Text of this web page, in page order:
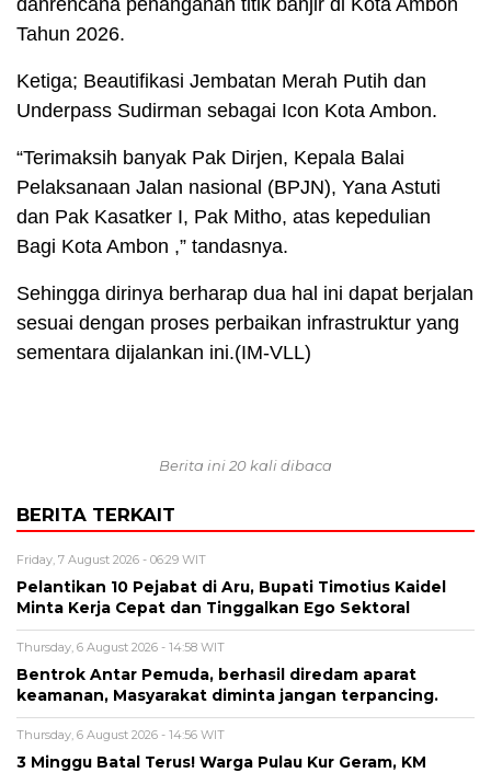
danrencana penanganan titik banjir di Kota Ambon
Tahun 2026.
Ketiga; Beautifikasi Jembatan Merah Putih dan
Underpass Sudirman sebagai Icon Kota Ambon.
“Terimaksih banyak Pak Dirjen, Kepala Balai
Pelaksanaan Jalan nasional (BPJN), Yana Astuti
dan Pak Kasatker I, Pak Mitho, atas kepedulian
Bagi Kota Ambon ,” tandasnya.
Sehingga dirinya berharap dua hal ini dapat berjalan
sesuai dengan proses perbaikan infrastruktur yang
sementara dijalankan ini.(IM-VLL)
Berita ini 20 kali dibaca
BERITA TERKAIT
Friday, 7 August 2026 - 06:29 WIT
Pelantikan 10 Pejabat di Aru, Bupati Timotius Kaidel
Minta Kerja Cepat dan Tinggalkan Ego Sektoral
Thursday, 6 August 2026 - 14:58 WIT
Bentrok Antar Pemuda, berhasil diredam aparat
keamanan, Masyarakat diminta jangan terpancing.
Thursday, 6 August 2026 - 14:56 WIT
3 Minggu Batal Terus! Warga Pulau Kur Geram, KM